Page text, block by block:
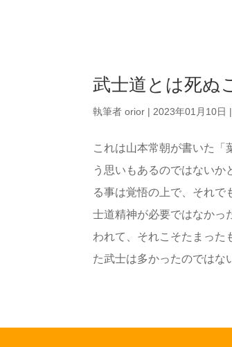
武士道とは死ぬ
執筆者orior | 2023年01月10日
これは山本常朝が書いた「
う思いもあるのではない
る事は覚悟の上で、それで
士道精神が必要ではなかっ
われて、それこそたまった
た武士は多かったのではな